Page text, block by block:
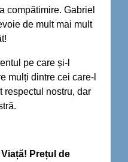
compătimire. Gabriel
de mult mai mult
pe care și-l
mulți dintre cei care-l
respectul nostru, dar
Prețul de